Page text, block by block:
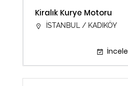
Kiralık Kurye Motoru
İSTANBUL / KADIKÖY
İncele